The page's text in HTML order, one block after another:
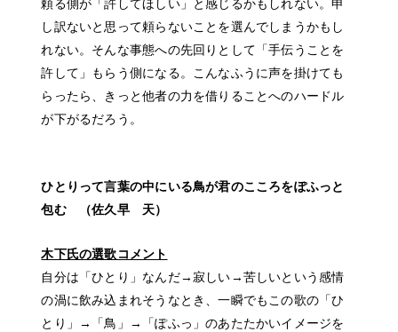
Company
Solution
Project
Recruit
Contact
頼る側が「許してほしい」と感じるかもしれない。申
し訳ないと思って頼らないことを選んでしまうかもし
れない。そんな事態への先回りとして「手伝うことを
許して」もらう側になる。こんなふうに声を掛けても
らったら、きっと他者の力を借りることへのハードル
が下がるだろう。
ひとりって言葉の中にいる鳥が君のこころをぽふっと
包む （佐久早 天）
木下氏の選歌コメント
自分は「ひとり」なんだ→寂しい→苦しいという感情
の渦に飲み込まれそうなとき、一瞬でもこの歌の「ひ
とり」→「鳥」→「ぽふっ」のあたたかいイメージを